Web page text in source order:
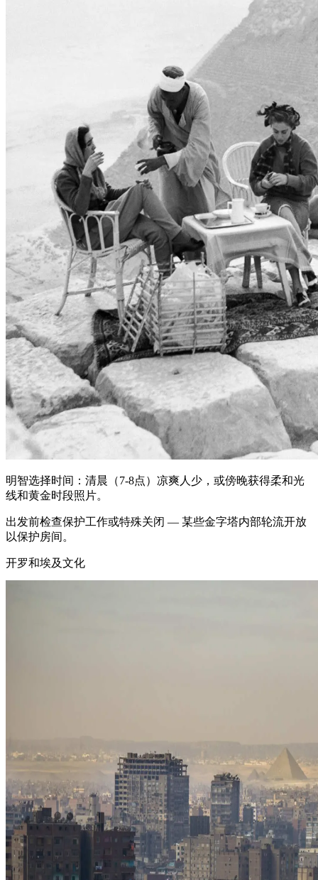
明智选择时间：清晨（7-8点）凉爽人少，或傍晚获得柔和光
线和黄金时段照片。
出发前检查保护工作或特殊关闭 — 某些金字塔内部轮流开放
以保护房间。
开罗和埃及文化